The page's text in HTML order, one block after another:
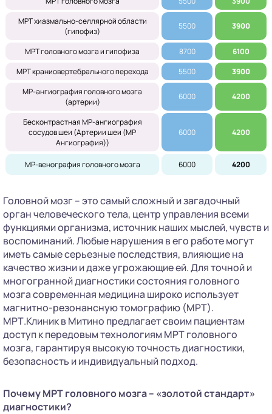
МРТ хиазмально-селлярной области
(гипофиз)
5500 3900
МРТ головного мозга и гипофиза 8700
6100
МРТ краниовертебрального перехода
5500
3900
МР-ангиография головного мозга
(артерии)
6000 4200
Бесконтрастная МР-ангиография
сосудов шеи (Артерии шеи (МР
Ангиография))
6000 4200
МР-венография головного мозга 6000 4200
Головной мозг – это самый сложный и загадочный
орган человеческого тела, центр управления всеми
функциями организма, источник наших мыслей, чувств и
воспоминаний. Любые нарушения в его работе могут
иметь самые серьезные последствия, влияющие на
качество жизни и даже угрожающие ей. Для точной и
многогранной диагностики состояния головного
мозга современная медицина широко использует
магнитно-резонансную томографию (МРТ).
МРТ.Клиник в Митино предлагает своим пациентам
доступ к передовым технологиям МРТ головного
мозга, гарантируя высокую точность диагностики,
безопасность и индивидуальный подход.
Почему МРТ головного мозга – «золотой стандарт»
диагностики?